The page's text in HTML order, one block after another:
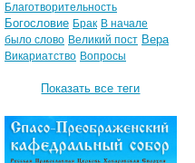
Благотворительность
Богословие Брак В начале
было слово Великий пост Вера
Викариатство Вопросы
Показать все теги